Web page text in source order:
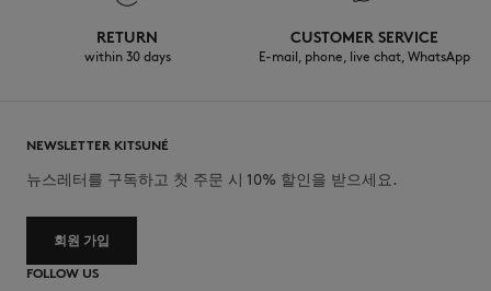
RETURN
within 30 days
CUSTOMER SERVICE
E-mail, phone, live chat, WhatsApp
NEWSLETTER KITSUNÉ
뉴스레터를 구독하고 첫 주문 시 10% 할인을 받으세요.
회원 가입
FOLLOW US